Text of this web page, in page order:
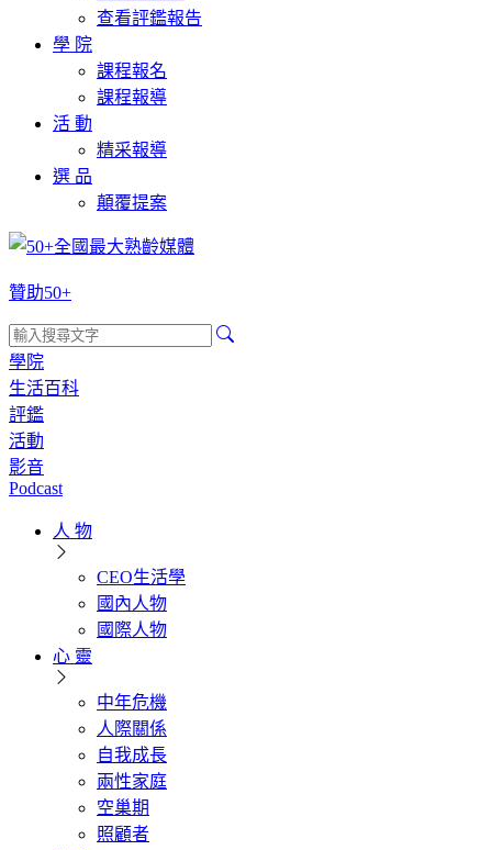
查看評鑑報告
學 院
課程報名
課程報導
活 動
精采報導
選 品
顛覆提案
贊助50+
學院
生活百科
評鑑
活動
影音
Podcast
人 物
CEO生活學
國內人物
國際人物
心 靈
中年危機
人際關係
自我成長
兩性家庭
空巢期
照顧者